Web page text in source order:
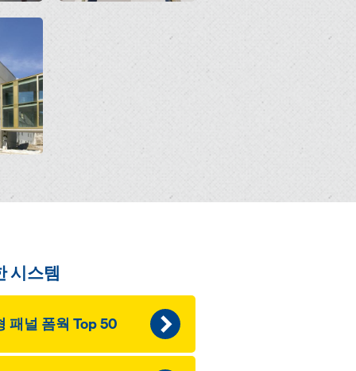
시스템
패널 폼웍 Top 50